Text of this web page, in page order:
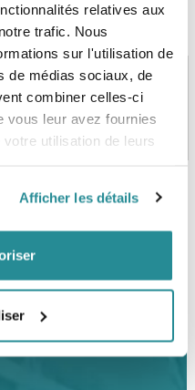
relatives aux
trafic. Nous
sur l'utilisation de
de médias sociaux, de
combiner celles-ci
vous leur avez fournies
utilisation de leurs
Afficher les détails
STOCK EN TEMPS RÉEL
Plus de 5000 produits en stock